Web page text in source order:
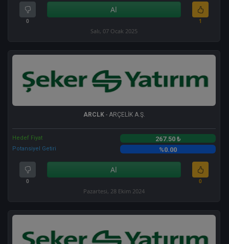
0
Al
1
Salı, 07 Ocak 2025
ARCLK- ARÇELİK A.Ş.
Hedef Fiyat 267.50 ₺
Potansiyel Getiri %0.00
0
Al
0
Pazartesi, 28 Ekim 2024